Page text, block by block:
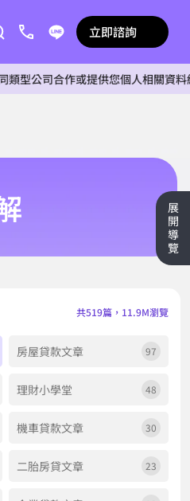
立即諮詢
或提供您個人相關資料給任何單
共519篇，11.9M瀏覽
房屋貸款文章 97
理財小學堂 48
機車貸款文章 30
二胎房貸文章 23
展
開
導
覽